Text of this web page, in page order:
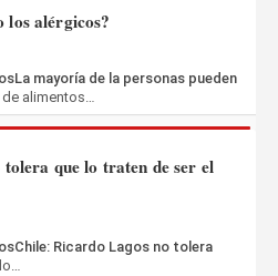
los alérgicos?
mayoría de la personas pueden
alimentos…
que lo traten de ser el
Ricardo Lagos no tolera